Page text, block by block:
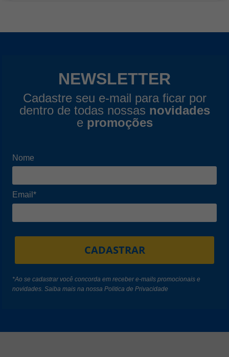
NEWSLETTER
Cadastre seu e-mail para ficar por
dentro de todas nossas novidades
e promoções
Nome
Email*
CADASTRAR
*Ao se cadastrar você concorda em receber e-mails promocionais e
novidades. Saiba mais na nossaPolitica de Privacidade